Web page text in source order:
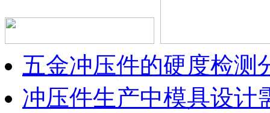
五金冲压件的硬度检测
冲压件生产中模具设计